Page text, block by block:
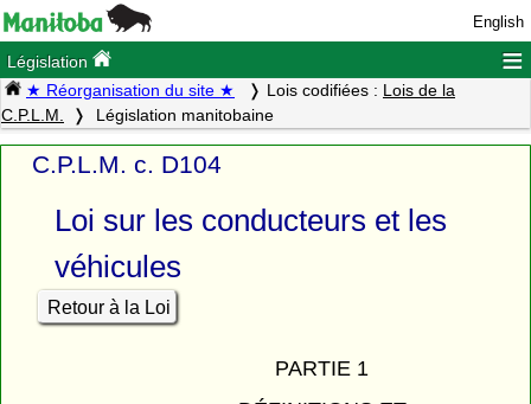
English
Législation ≡
★ Réorganisation du site ★ Lois codifiées : Lois de la
C.P.L.M.
Législation manitobaine
C.P.L.M. c. D104
Loi sur les conducteurs et les
véhicules
Retour à la Loi
PARTIE 1